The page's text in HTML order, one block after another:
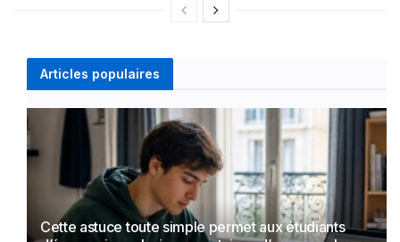
Articles populaires
Cette astuce toute simple permet aux étudiants